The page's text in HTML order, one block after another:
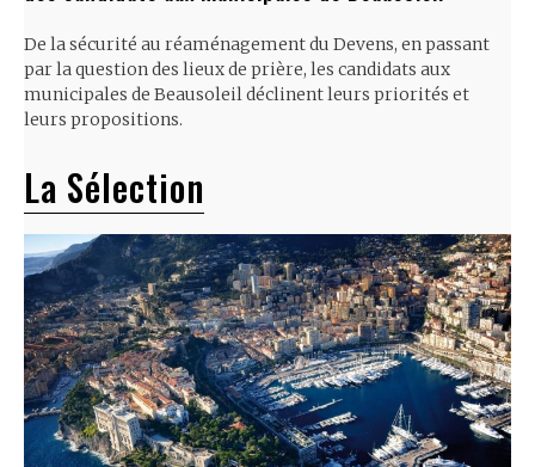
De la sécurité au réaménagement du Devens, en passant
par la question des lieux de prière, les candidats aux
municipales de Beausoleil déclinent leurs priorités et
leurs propositions.
La Sélection